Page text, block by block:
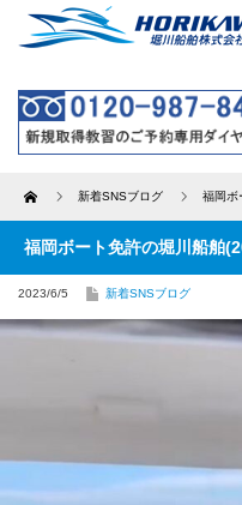
Home 新着SNSブログ 福岡ボ
福岡ボート免許の堀川船舶
2023/6/5 新着SNSブログ